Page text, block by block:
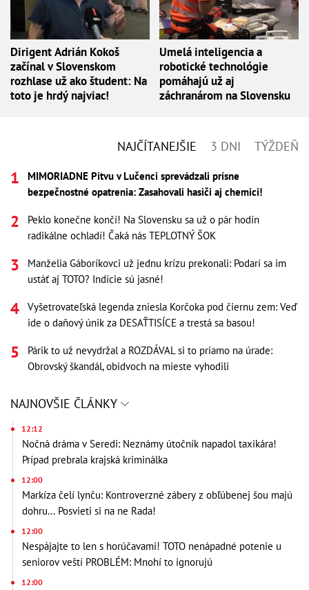
Dirigent Adrián Kokoš
začínal v Slovenskom
rozhlase už ako študent: Na
toto je hrdý najviac!
Umelá inteligencia a
robotické technológie
pomáhajú už aj
záchranárom na Slovensku
NAJČÍTANEJŠIE 3 DNI TÝŽDEŇ
MIMORIADNE Pitvu v Lučenci sprevádzali prísne
bezpečnostné opatrenia: Zasahovali hasiči aj chemici!
Peklo konečne končí! Na Slovensku sa už o pár hodín
radikálne ochladí! Čaká nás TEPLOTNÝ ŠOK
Manželia Gáboríkovci už jednu krízu prekonali: Podarí sa im
ustáť aj TOTO? Indície sú jasné!
Vyšetrovateľská legenda zniesla Korčoka pod čiernu zem: Veď
ide o daňový únik za DESAŤTISÍCE a trestá sa basou!
Párik to už nevydržal a ROZDÁVAL si to priamo na úrade:
Obrovský škandál, obidvoch na mieste vyhodili
NAJNOVŠIE ČLÁNKY
12:12
Nočná dráma v Seredi: Neznámy útočník napadol taxikára!
Prípad prebrala krajská kriminálka
12:00
Markíza čelí lynču: Kontroverzné zábery z obľúbenej šou majú
dohru... Posvieti si na ne Rada!
12:00
Nespájajte to len s horúčavami! TOTO nenápadné potenie u
seniorov veští PROBLÉM: Mnohí to ignorujú
12:00